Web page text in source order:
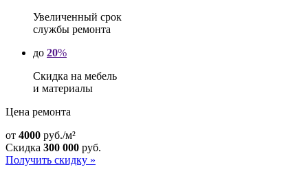
Увеличенный срок
службы ремонта
до 20%
Скидка на мебель
и материалы
Цена ремонта
от 4000 руб./м²
Скидка 300 000 руб.
Получить скидку »